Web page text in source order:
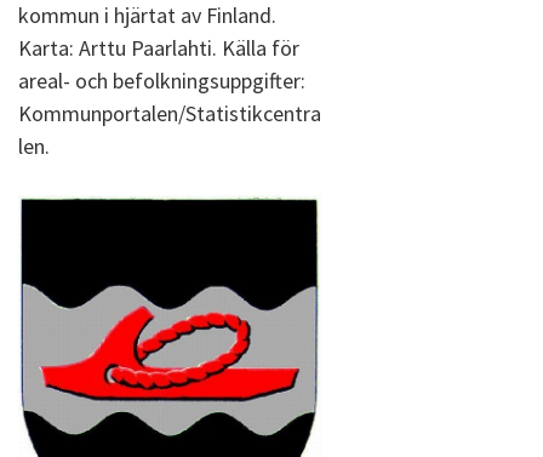
kommun i hjärtat av Finland.
Karta: Arttu Paarlahti. Källa för
areal- och befolkningsuppgifter:
Kommunportalen/Statistikcentra
len.